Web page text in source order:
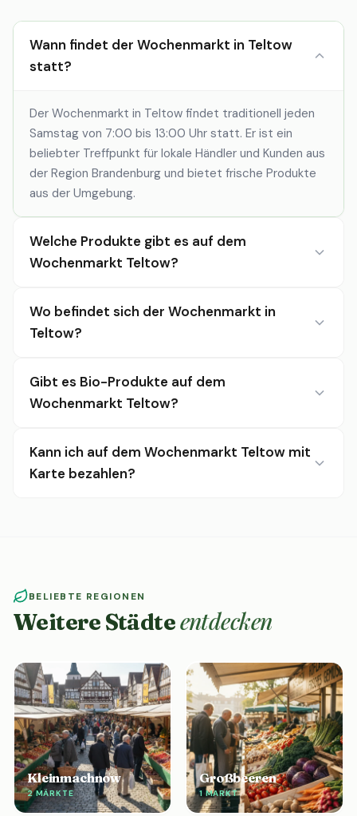
Wann findet der Wochenmarkt in Teltow
statt?
Der Wochenmarkt in Teltow findet traditionell jeden
Samstag von 7:00 bis 13:00 Uhr statt. Er ist ein
beliebter Treffpunkt für lokale Händler und Kunden aus
der Region Brandenburg und bietet frische Produkte
aus der Umgebung.
Welche Produkte gibt es auf dem
Wochenmarkt Teltow?
Wo befindet sich der Wochenmarkt in
Teltow?
Gibt es Bio-Produkte auf dem
Wochenmarkt Teltow?
Kann ich auf dem Wochenmarkt Teltow mit
Karte bezahlen?
BELIEBTE REGIONEN
Weitere Städteentdecken
Kleinmachnow
2 MÄRKTE
Großbeeren
1 MARKT